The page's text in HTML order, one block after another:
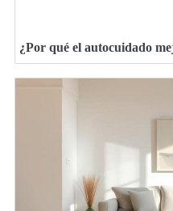
¿Por qué el autocuidado